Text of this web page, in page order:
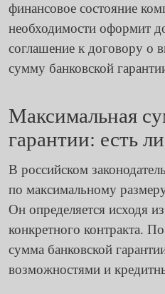
финансовое состояние
необходимости оформит
соглашение к договору о
сумму банковской
Максимальная
гарантии: есть
В российском
по максимальному
Он определяется исходя
конкретного контракта.
сумма банковской
возможностями и